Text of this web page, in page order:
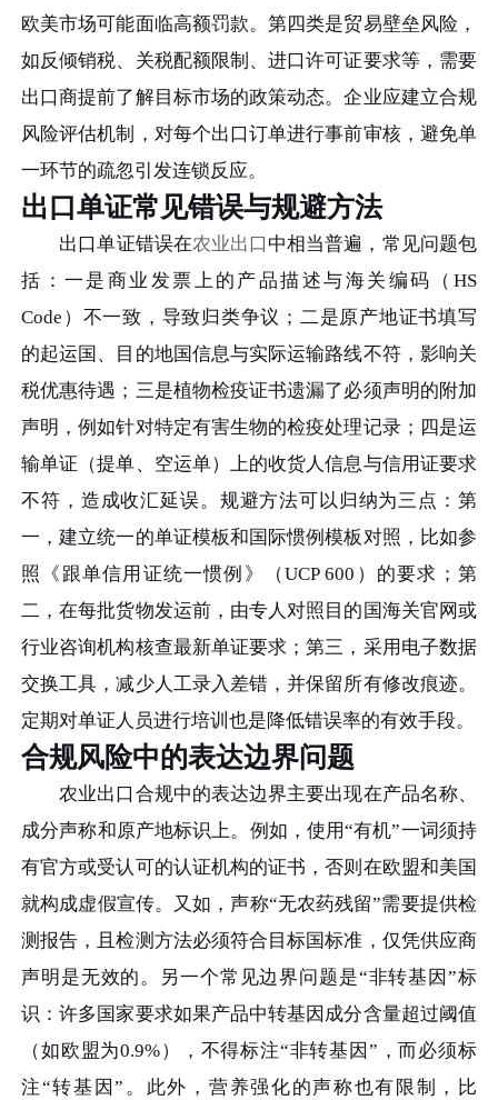
欧美市场可能面临高额罚款。第四类是贸易壁垒风险，
如反倾销税、关税配额限制、进口许可证要求等，需要
出口商提前了解目标市场的政策动态。企业应建立合规
风险评估机制，对每个出口订单进行事前审核，避免单
一环节的疏忽引发连锁反应。
出口单证常见错误与规避方法
出口单证错误在农业出口 中相当普遍，常见问题包
括：一是商业发票上的产品描述与海关编码（HS
Code）不一致，导致归类争议；二是原产地证书填写
的起运国、目的地国信息与实际运输路线不符，影响关
税优惠待遇；三是植物检疫证书遗漏了必须声明的附加
声明，例如针对特定有害生物的检疫处理记录；四是运
输单证（提单、空运单）上的收货人信息与信用证要求
不符，造成收汇延误。规避方法可以归纳为三点：第
一，建立统一的单证模板和国际惯例模板对照，比如参
照《跟单信用证统一惯例》（UCP 600）的要求；第
二，在每批货物发运前，由专人对照目的国海关官网或
行业咨询机构核查最新单证要求；第三，采用电子数据
交换工具，减少人工录入差错，并保留所有修改痕迹。
定期对单证人员进行培训也是降低错误率的有效手段。
合规风险中的表达边界问题
农业出口合规中的表达边界主要出现在产品名称、
成分声称和原产地标识上。例如，使用“有机”一词须持
有官方或受认可的认证机构的证书，否则在欧盟和美国
就构成虚假宣传。又如，声称“无农药残留”需要提供检
测报告，且检测方法必须符合目标国标准，仅凭供应商
声明是无效的。另一个常见边界问题是“非转基因”标
识：许多国家要求如果产品中转基因成分含量超过阈值
（如欧盟为0.9%），不得标注“非转基因”，而必须标
注“转基因”。此外，营养强化的声称也有限制，比